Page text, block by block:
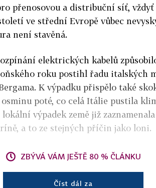
přenosovou a distribuční síť,
ve střední Evropě vůbec
není stavěná.
elektrických kabelů
roku postihl řadu italských
K výpadku přispělo také
poté, co celá Itálie pustila
výpadek země již
a to ze stejných příčin jako loni.
ZBÝVÁ VÁM JEŠTĚ 80 % ČLÁNKU
Číst dál za